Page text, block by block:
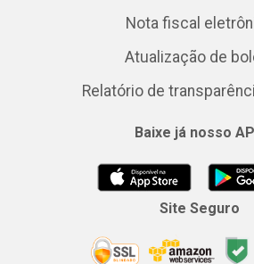
Nota fiscal
Atualização de
Relatório de
Baixe já nosso
Site Seguro